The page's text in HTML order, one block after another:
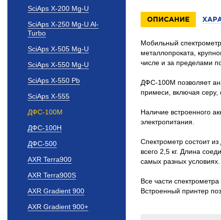
SciAps X-200 Mg-U
SciAps X-250 Mg-U Al-
Turbo
SciAps X-505 Mg-U
SciAps X-550 Mg-U
SciAps X-550 Pb
SciAps X-555
ДФС-100М
ДФС-100Н
ДФС-500
AXR Terra900
AXR Terra900S
AXR Gradient 900
AXR Gradient 900+
ОПИСАНИЕ
Мобильный
металлопроката,
числе и за пределами
ДФС-100М позволяет
примеси, включая
Наличие встроенного
электропитания.
Спектрометр состоит
всего 2,5 кг. Длина
самых разных условиях.
Все части
Встроенный принтер